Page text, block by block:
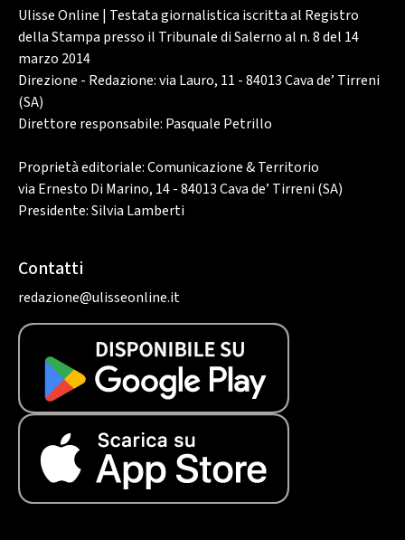
Ulisse Online | Testata giornalistica iscritta al Registro
della Stampa presso il Tribunale di Salerno al n. 8 del 14
marzo 2014
Direzione - Redazione: via Lauro, 11 - 84013 Cava de’ Tirreni
(SA)
Direttore responsabile: Pasquale Petrillo
Proprietà editoriale: Comunicazione & Territorio
via Ernesto Di Marino, 14 - 84013 Cava de’ Tirreni (SA)
Presidente: Silvia Lamberti
Contatti
redazione@ulisseonline.it